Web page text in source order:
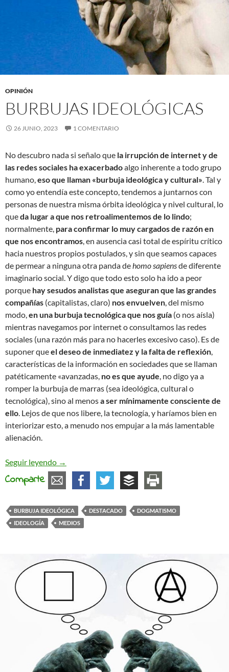
OPINIÓN
BURBUJAS IDEOLÓGICAS
26 JUNIO, 2023 1 COMENTARIO
No descubro nada si señalo que la irrupción de internet y de
las redes sociales ha exacerbadoalgo inherente a todo grupo
humano, eso que llaman «burbuja ideológica y cultural» . Tal y
como yo entendía este concepto, tendemos a juntarnos con
personas de nuestra misma órbita ideológica y nivel cultural, lo
queda lugar a que nos retroalimentemos de lo lindo;
normalmente, para confirmar lo muy cargados de razón en
que nos encontramos , en ausencia casi total de espíritu crítico
hacia nuestros propios postulados, y sin que seamos capaces
de permear a ninguna otra panda de homo sapiensde diferente
imaginario social. Y digo que todo esto solo ha ido a peor
porque hay sesudos analistas que aseguran que las grandes
compañías (capitalistas, claro) nos envuelven , del mismo
modo, en una burbuja tecnológica que nos guía (o nos aísla)
mientras navegamos por internet o consultamos las redes
sociales (una razón más para no hacerles excesivo caso). Es de
suponer queel deseo de inmediatez y la falta de reflexión
características de la información en sociedades que se llaman
patéticamente «avanzadas, no es que ayude , no digo ya a
romper la burbuja de marras (sea ideológica, cultural o
tecnológica), sino al menosa ser mínimamente consciente de
ello . Lejos de que nos libere, la tecnología, y haríamos bien en
interiorizar esto, a menudo nos empujar a la más lamentable
alienación.
Seguir leyendo Burbujas ideológicas
→
Comparte
BURBUJA IDEOLÓGICA DESTACADO
DOGMATISMO
IDEOLOGÍA
MEDIOS